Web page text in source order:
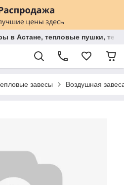
в Астане, тепловые пушки,
завесы Воздушная